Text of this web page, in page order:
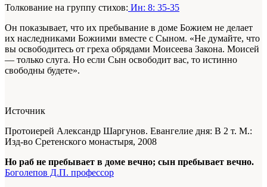
Толкование на группу стихов: Ин: 8: 35-35
Он показывает, что их пребывание в доме Божием не делает
их наследниками Божиими вместе с Сыном. «Не думайте, что
вы освободитесь от греха обрядами Моисеева Закона. Моисей
— только слуга. Но если Сын освободит вас, то истинно
свободны будете».
Источник
Протоиерей Александр Шаргунов. Евангелие дня: В 2 т. М.:
Изд-во Сретенского монастыря, 2008
Но раб не пребывает в доме вечно; сын пребывает вечно.
Боголепов Д.П. профессор